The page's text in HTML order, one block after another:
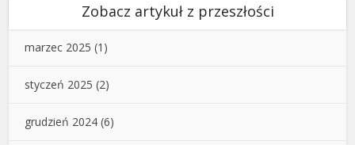
Zobacz artykuł z przeszłości
marzec 2025 (1)
styczeń 2025 (2)
grudzień 2024 (6)